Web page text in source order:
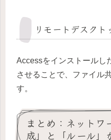
リモートデスクト
Accessをインストールし
させることで、ファイル
す。
まとめ：ネット
成」と「ルール」